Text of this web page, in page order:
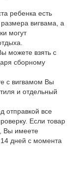
ребенка есть
вигвама, а
могут
взять с
сборному
с вигвамом Вы
и отдельный
все
Если товар
Вы имеете
14 дней с момента